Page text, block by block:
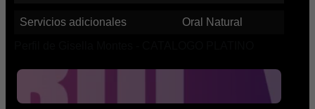
Servicios adicionales Oral Natural